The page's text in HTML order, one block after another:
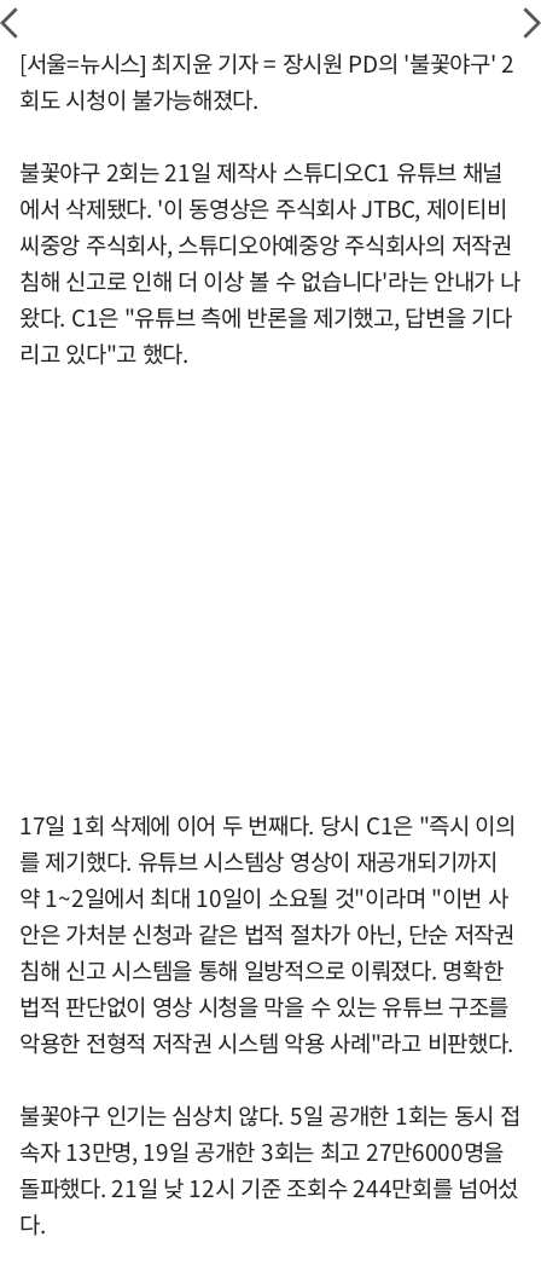
[서울=뉴시스] 최지윤 기자 = 장시원 PD의 '불꽃야구' 2
회도 시청이 불가능해졌다.
불꽃야구 2회는 21일 제작사 스튜디오C1 유튜브 채널
에서 삭제됐다. '이 동영상은 주식회사 JTBC, 제이티비
씨중앙 주식회사, 스튜디오아예중앙 주식회사의 저작권
침해 신고로 인해 더 이상 볼 수 없습니다'라는 안내가 나
왔다. C1은 "유튜브 측에 반론을 제기했고, 답변을 기다
리고 있다"고 했다.
17일 1회 삭제에 이어 두 번째다. 당시 C1은 "즉시 이의
를 제기했다. 유튜브 시스템상 영상이 재공개되기까지
약 1~2일에서 최대 10일이 소요될 것"이라며 "이번 사
안은 가처분 신청과 같은 법적 절차가 아닌, 단순 저작권
침해 신고 시스템을 통해 일방적으로 이뤄졌다. 명확한
법적 판단없이 영상 시청을 막을 수 있는 유튜브 구조를
악용한 전형적 저작권 시스템 악용 사례"라고 비판했다.
불꽃야구 인기는 심상치 않다. 5일 공개한 1회는 동시 접
속자 13만명, 19일 공개한 3회는 최고 27만6000명을
돌파했다. 21일 낮 12시 기준 조회수 244만회를 넘어섰
다.